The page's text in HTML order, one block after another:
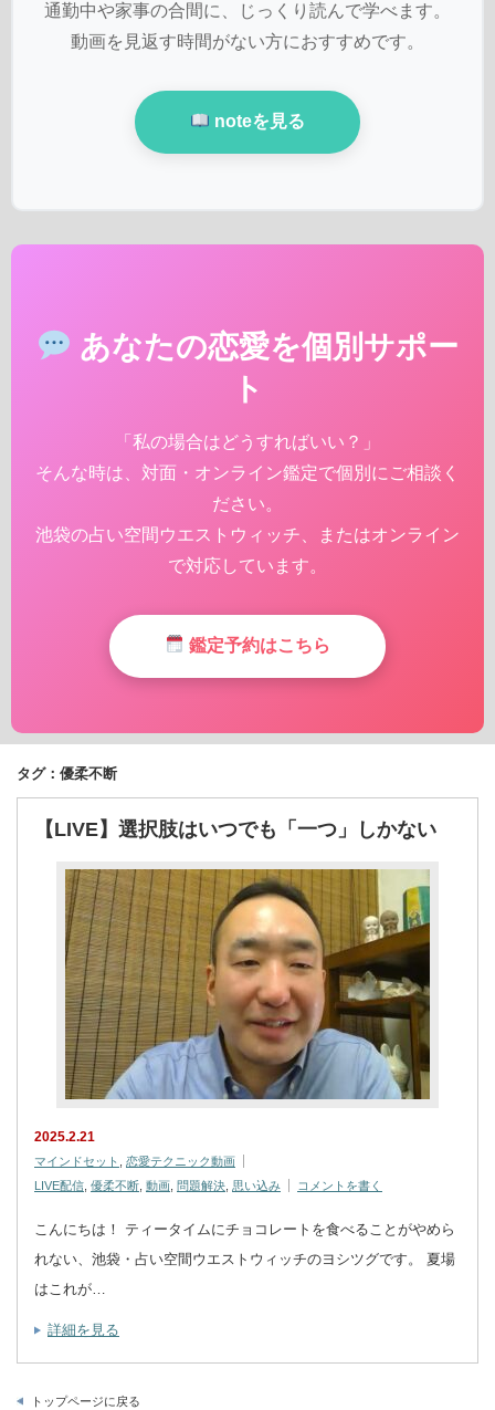
通勤中や家事の合間に、じっくり読んで学べます。
動画を見返す時間がない方におすすめです。
noteを見る
あなたの恋愛を個別サポー
ト
「私の場合はどうすればいい？」
そんな時は、対面・オンライン鑑定で個別にご相談く
ださい。
池袋の占い空間ウエストウィッチ、またはオンライン
で対応しています。
鑑定予約はこちら
タグ：優柔不断
【LIVE】選択肢はいつでも「一つ」しかない
2025.2.21
マインドセット
恋愛テクニック動画
LIVE配信 優柔不断 動画 問題解決 思い込み コメントを書く
こんにちは！ ティータイムにチョコレートを食べることがやめら
れない、池袋・占い空間ウエストウィッチのヨシツグです。 夏場
はこれが…
詳細を見る
トップページに戻る